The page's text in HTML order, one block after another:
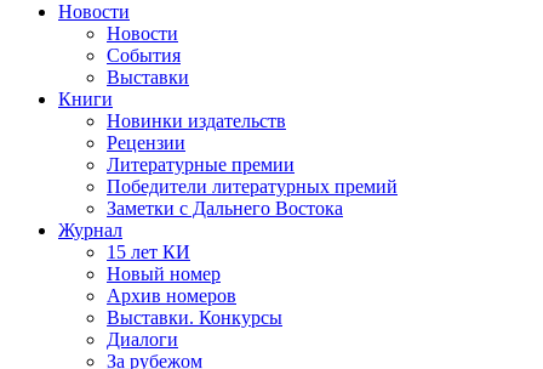
Новости
Новости
События
Выставки
Книги
Новинки издательств
Рецензии
Литературные премии
Победители литературных премий
Заметки с Дальнего Востока
Журнал
15 лет КИ
Новый номер
Архив номеров
Выставки. Конкурсы
Диалоги
За рубежом